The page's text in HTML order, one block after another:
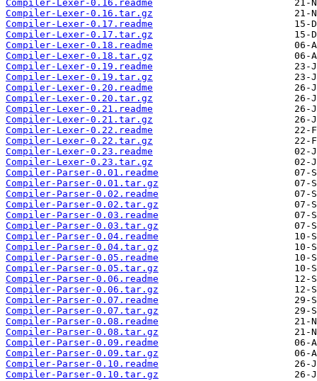
Compiler-Lexer-0.16.readme
Compiler-Lexer-0.16.tar.gz
Compiler-Lexer-0.17.readme
Compiler-Lexer-0.17.tar.gz
Compiler-Lexer-0.18.readme
Compiler-Lexer-0.18.tar.gz
Compiler-Lexer-0.19.readme
Compiler-Lexer-0.19.tar.gz
Compiler-Lexer-0.20.readme
Compiler-Lexer-0.20.tar.gz
Compiler-Lexer-0.21.readme
Compiler-Lexer-0.21.tar.gz
Compiler-Lexer-0.22.readme
Compiler-Lexer-0.22.tar.gz
Compiler-Lexer-0.23.readme
Compiler-Lexer-0.23.tar.gz
Compiler-Parser-0.01.readme
Compiler-Parser-0.01.tar.gz
Compiler-Parser-0.02.readme
Compiler-Parser-0.02.tar.gz
Compiler-Parser-0.03.readme
Compiler-Parser-0.03.tar.gz
Compiler-Parser-0.04.readme
Compiler-Parser-0.04.tar.gz
Compiler-Parser-0.05.readme
Compiler-Parser-0.05.tar.gz
Compiler-Parser-0.06.readme
Compiler-Parser-0.06.tar.gz
Compiler-Parser-0.07.readme
Compiler-Parser-0.07.tar.gz
Compiler-Parser-0.08.readme
Compiler-Parser-0.08.tar.gz
Compiler-Parser-0.09.readme
Compiler-Parser-0.09.tar.gz
Compiler-Parser-0.10.readme
Compiler-Parser-0.10.tar.gz